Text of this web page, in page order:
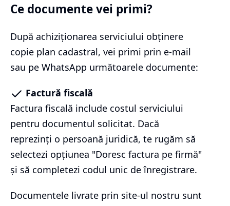
Ce documente vei primi?
După achiziționarea serviciului obținere
copie plan cadastral, vei primi prin e-mail
sau pe WhatsApp următoarele documente:
Factură fiscală
Factura fiscală include costul serviciului
pentru documentul solicitat. Dacă
reprezinți o persoană juridică, te rugăm să
selectezi opțiunea "Doresc factura pe firmă"
și să completezi codul unic de înregistrare.
Documentele livrate prin site-ul nostru sunt